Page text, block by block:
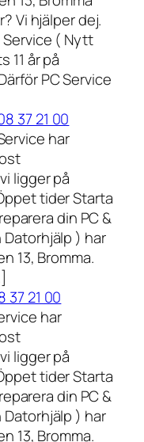
Vi hjälper dej.
Service ( Nytt
11 år på
PC Service
37 21 00
har
ligger på
tider Starta
din PC &
Datorhjälp ) har
13, Bromma.
37 21 00
har
ligger på
tider Starta
din PC &
Datorhjälp ) har
13, Bromma.